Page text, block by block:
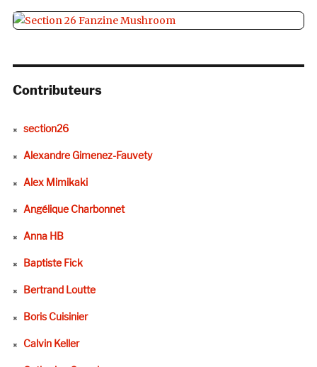
Contributeurs
section26
Alexandre Gimenez-Fauvety
Alex Mimikaki
Angélique Charbonnet
Anna HB
Baptiste Fick
Bertrand Loutte
Boris Cuisinier
Calvin Keller